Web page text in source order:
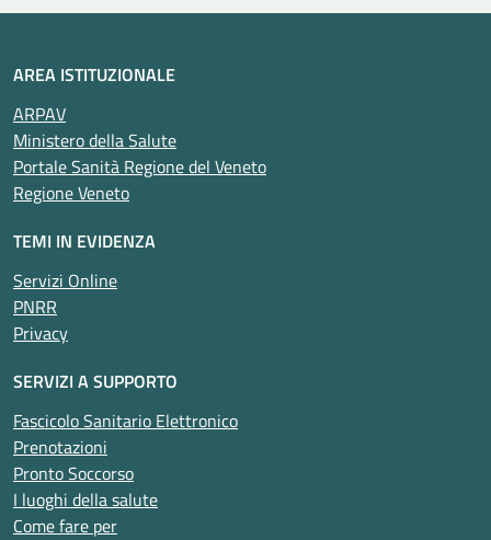
AREA ISTITUZIONALE
ARPAV
Ministero della Salute
Portale Sanità Regione del Veneto
Regione Veneto
TEMI IN EVIDENZA
Servizi Online
PNRR
Privacy
SERVIZI A SUPPORTO
Fascicolo Sanitario Elettronico
Prenotazioni
Pronto Soccorso
I luoghi della salute
Come fare per